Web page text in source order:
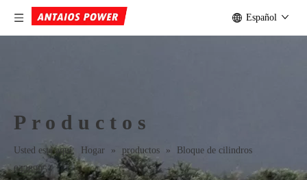
Español
Productos
Usted está aquí: Hogar » productos »
Bloque de cilindros
04289953